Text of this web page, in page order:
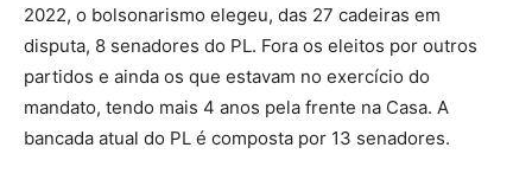
2022, o bolsonarismo elegeu, das 27 cadeiras em
disputa, 8 senadores do PL. Fora os eleitos por outros
partidos e ainda os que estavam no exercício do
mandato, tendo mais 4 anos pela frente na Casa. A
bancada atual do PL é composta por 13 senadores.